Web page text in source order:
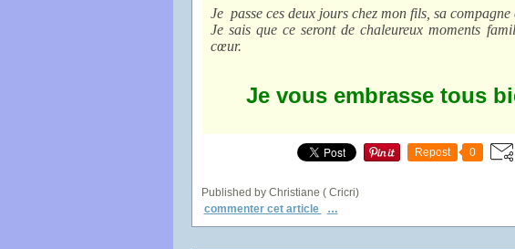
Je passe ces deux jours chez mon fils, sa
Je sais que ce seront de chaleureux moments
cœur.
Je vous embrasse tous
Repost 0
Published by Christiane ( Cricri)
commenter cet article
…